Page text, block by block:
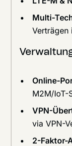
Multi-
Verträgen
Online-
M2M/IoT-
VPN-
via VPN-
2-Faktor-